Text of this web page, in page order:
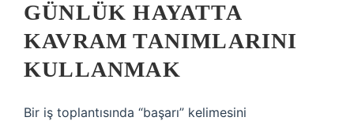
GÜNLÜK HAYATTA
KAVRAM TANIMLARINI
KULLANMAK
Bir iş toplantısında “başarı” kelimesini